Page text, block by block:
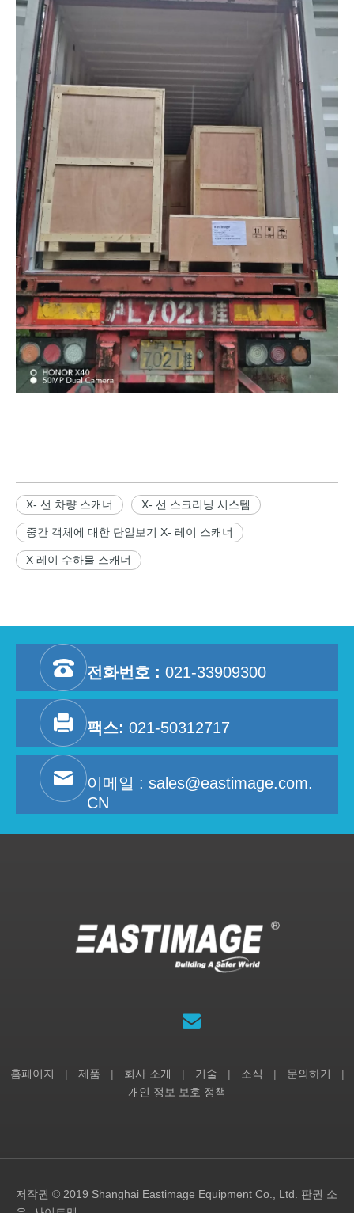
X- 선 차량 스캐너 X- 선 스크리닝 시스템
중간 객체에 대한 단일보기 X- 레이 스캐너
X 레이 수하물 스캐너
전화번호 : 021-33909300
팩스: 021-50312717
이메일 : sales@eastimage.com.
CN
홈페이지 | 제품 | 회사 소개 | 기술 | 소식 | 문의하기
|
개인 정보 보호 정책
저작권 © 2019 Shanghai Eastimage Equipment Co., Ltd. 판권 소